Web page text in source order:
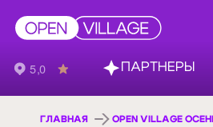
ГЛАВНАЯ OPEN VILLAGE